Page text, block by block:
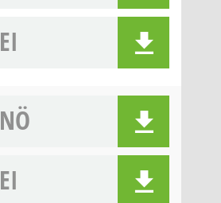
EI
NÖ
EI